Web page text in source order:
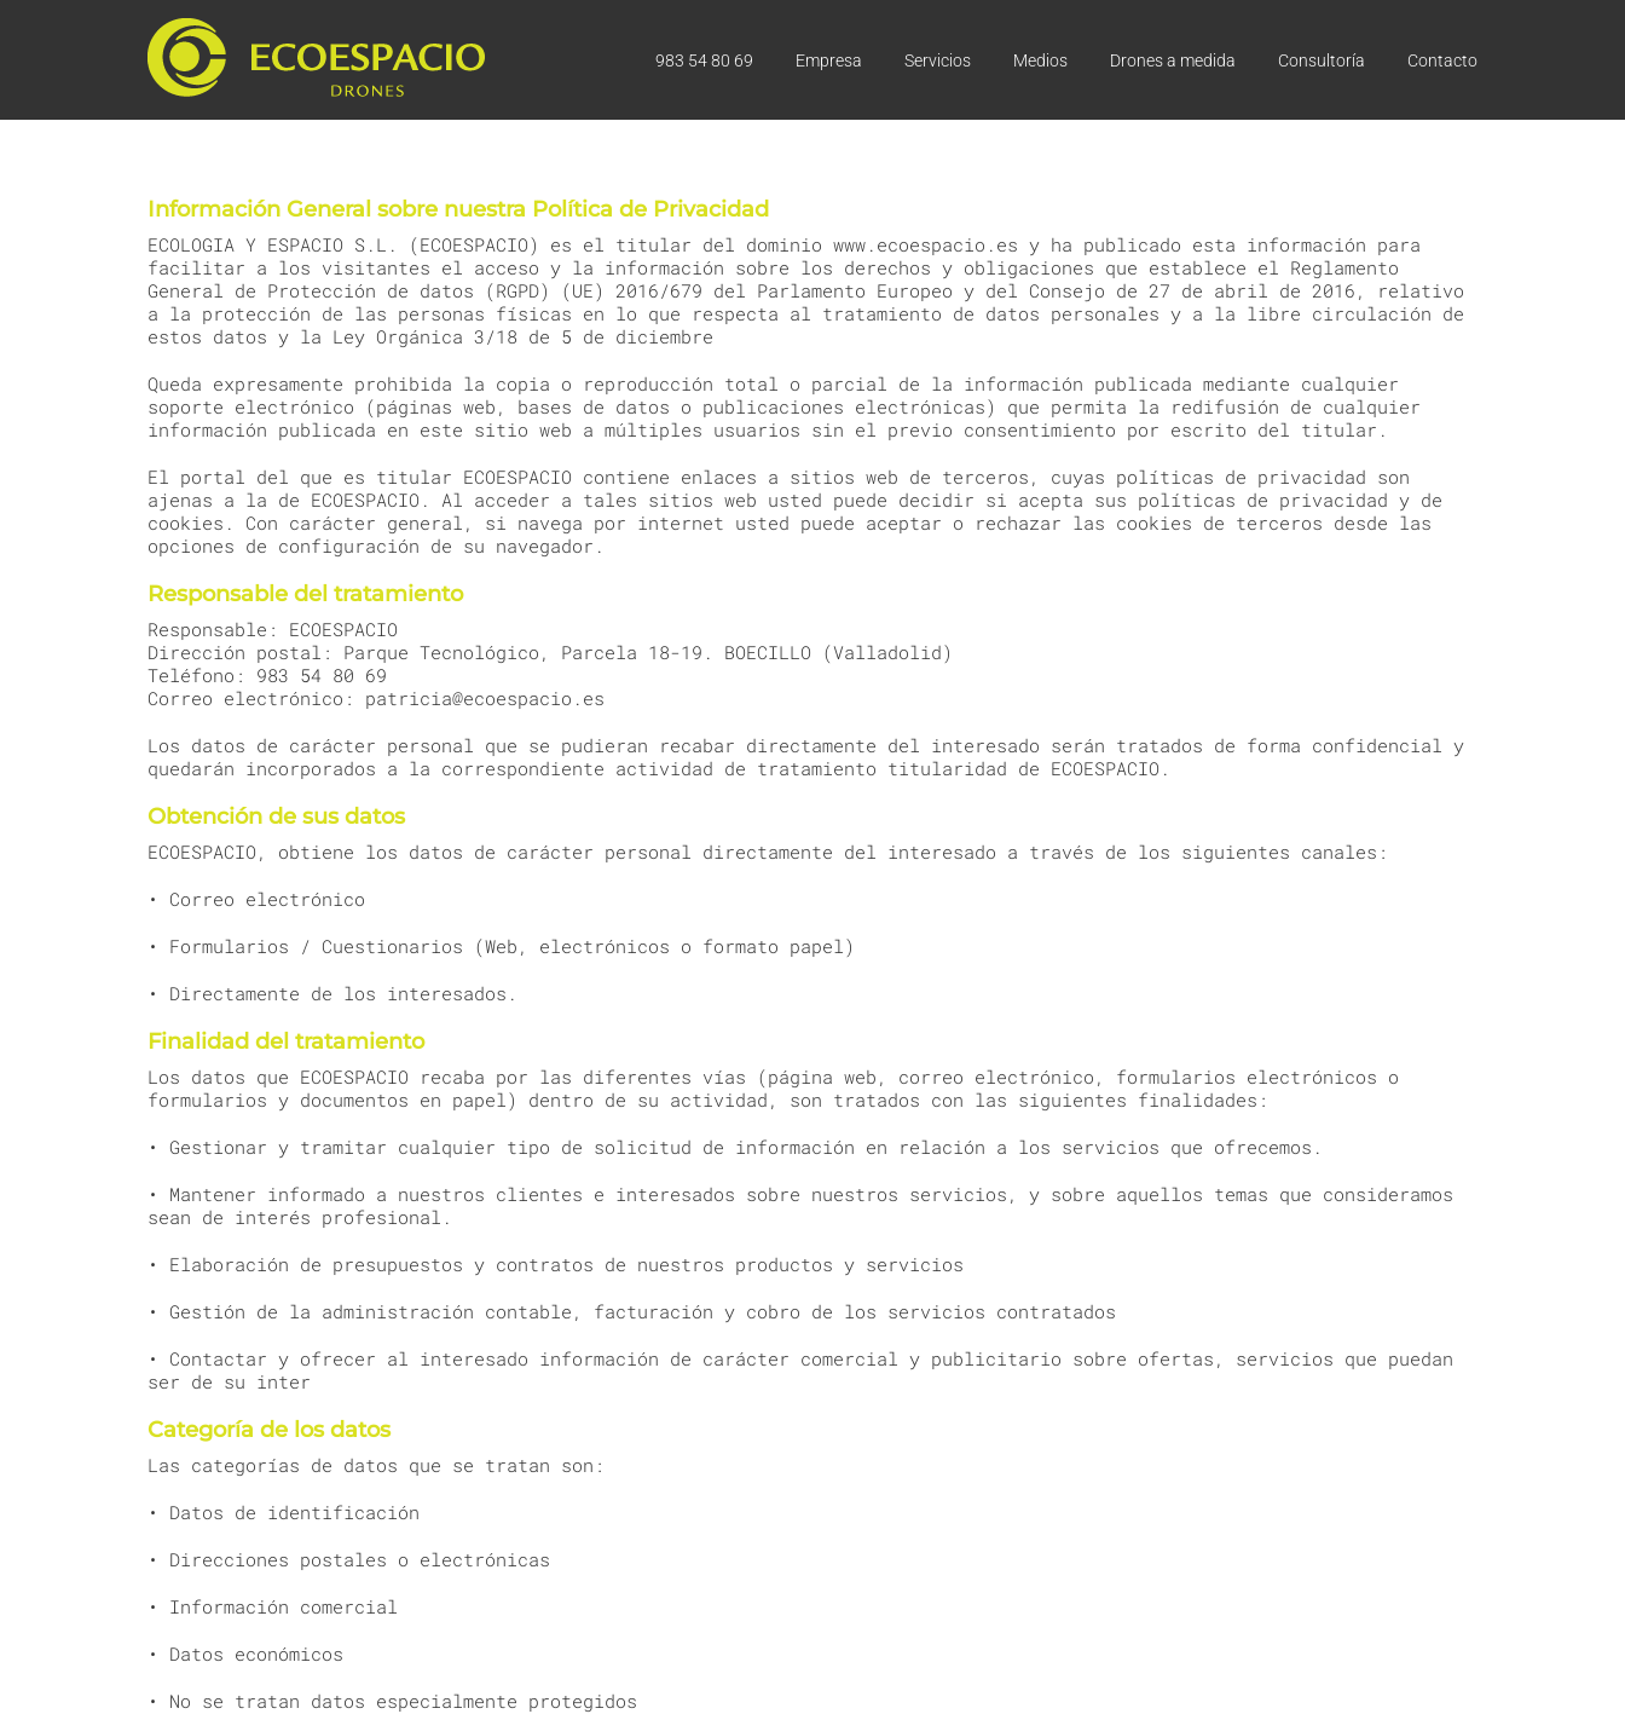
983 54 80 69 Empresa Servicios Medios Drones a medida Consultoría Contacto
Información General sobre nuestra Política de Privacidad
ECOLOGIA Y ESPACIO S.L. (ECOESPACIO) es el titular del dominio www.ecoespacio.es y ha publicado esta información para
facilitar a los visitantes el acceso y la información sobre los derechos y obligaciones que establece el Reglamento
General de Protección de datos (RGPD) (UE) 2016/679 del Parlamento Europeo y del Consejo de 27 de abril de 2016, relativo
a la protección de las personas físicas en lo que respecta al tratamiento de datos personales y a la libre circulación de
estos datos y la Ley Orgánica 3/18 de 5 de diciembre
Queda expresamente prohibida la copia o reproducción total o parcial de la información publicada mediante cualquier
soporte electrónico (páginas web, bases de datos o publicaciones electrónicas) que permita la redifusión de cualquier
información publicada en este sitio web a múltiples usuarios sin el previo consentimiento por escrito del titular.
El portal del que es titular ECOESPACIO contiene enlaces a sitios web de terceros, cuyas políticas de privacidad son
ajenas a la de ECOESPACIO. Al acceder a tales sitios web usted puede decidir si acepta sus políticas de privacidad y de
cookies. Con carácter general, si navega por internet usted puede aceptar o rechazar las cookies de terceros desde las
opciones de configuración de su navegador.
Responsable del tratamiento
Responsable: ECOESPACIO
Dirección postal: Parque Tecnológico, Parcela 18-19. BOECILLO (Valladolid)
Teléfono: 983 54 80 69
Correo electrónico: patricia@ecoespacio.es
Los datos de carácter personal que se pudieran recabar directamente del interesado serán tratados de forma confidencial y
quedarán incorporados a la correspondiente actividad de tratamiento titularidad de ECOESPACIO.
Obtención de sus datos
ECOESPACIO, obtiene los datos de carácter personal directamente del interesado a través de los siguientes canales:
• Correo electrónico
• Formularios / Cuestionarios (Web, electrónicos o formato papel)
• Directamente de los interesados.
Finalidad del tratamiento
Los datos que ECOESPACIO recaba por las diferentes vías (página web, correo electrónico, formularios electrónicos o
formularios y documentos en papel) dentro de su actividad, son tratados con las siguientes finalidades:
• Gestionar y tramitar cualquier tipo de solicitud de información en relación a los servicios que ofrecemos.
• Mantener informado a nuestros clientes e interesados sobre nuestros servicios, y sobre aquellos temas que consideramos
sean de interés profesional.
• Elaboración de presupuestos y contratos de nuestros productos y servicios
• Gestión de la administración contable, facturación y cobro de los servicios contratados
• Contactar y ofrecer al interesado información de carácter comercial y publicitario sobre ofertas, servicios que puedan
ser de su inter
Categoría de los datos
Las categorías de datos que se tratan son:
• Datos de identificación
• Direcciones postales o electrónicas
• Información comercial
• Datos económicos
• No se tratan datos especialmente protegidos